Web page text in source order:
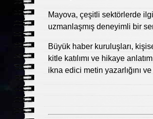
Mayova, çeşitli sektörlerde
uzmanlaşmış deneyimli bir
Büyük haber kuruluşları,
kitle katılımı ve hikaye
ikna edici metin yazarlığını